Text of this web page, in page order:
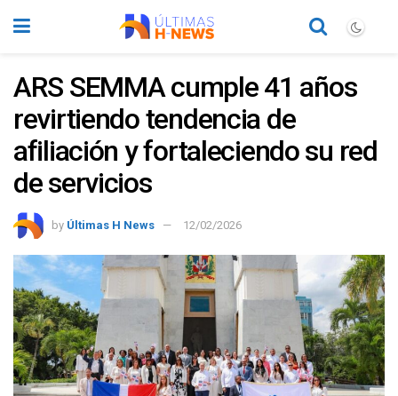
ARS SEMMA cumple 41 años
revirtiendo tendencia de
afiliación y fortaleciendo su red
de servicios
by Últimas H News 12/02/2026